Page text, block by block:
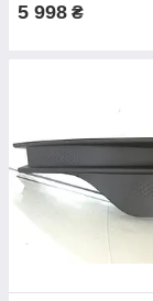
5 998 ₴